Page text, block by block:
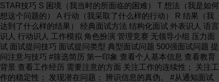
STAR技巧 S 困境（我当时的所面临的困难） T 想法（我是如何
想这个问题的） A 行动（我采取了什么样的行动） R 结果（我
达到了什么样的结果） 经典面试方法 结构化面试 外表识人 语言
识人 行动识人 工作模拟 角色扮演 管理竞赛 无领导小组 压力面
试 面试提问技巧 面试提问类型 典型面试问题 500强面试问题 提
问注意与技巧 #筛选简历 第一印象 查看个人基本信息 查看教育
背景 查看工作经历 需要注意的方面 关注工作的连续性； 关注工
作的稳定性； 发现潜在问题； 辨识信息的真伪。 #从通知面试